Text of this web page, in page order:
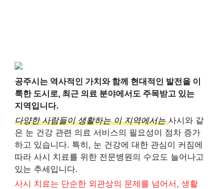
공주시는 역사적인 가치와 함께 현대적인 발전을 이
룩한 도시로, 최근 의료 분야에서도 주목받고 있는
지역입니다.
다양한 사람들이 생활하는 이 지역에서는사시와 같
은 눈 건강 관련 의료 서비스의 필요성이 점차 증가
하고 있습니다. 특히, 눈 건강에 대한 관심이 커짐에
따라 사시 치료를 위한 전문병원의 수요도 늘어나고
있는 추세입니다.
사시 치료는 단순한 외관상의 문제를 넘어서, 생활